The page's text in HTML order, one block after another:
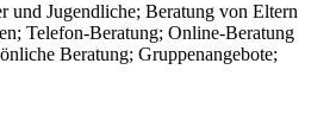
und Jugendliche; Beratung von Eltern
Telefon-Beratung; Online-Beratung
Beratung; Gruppenangebote;